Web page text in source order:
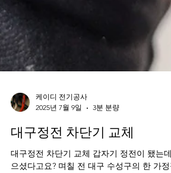
케이디 전기공사
2025년 7월 9일
3분 분량
대구정전 차단기 교체